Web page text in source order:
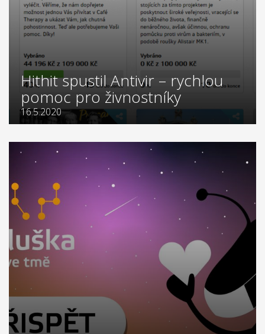
Hithit spustil Antivir – rychlou
pomoc pro živnostníky
16.5.2020